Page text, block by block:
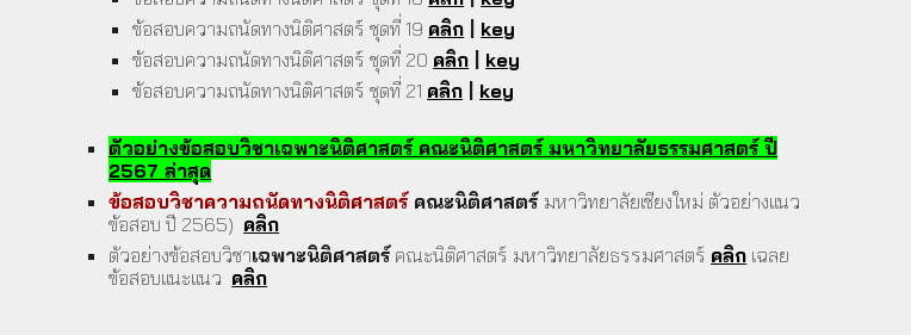
ข้อสอบความถนัดทางนิติศาสตร์ ชุดที่ 19 คลิก
key
ข้อสอบความถนัดทางนิติศาสตร์ ชุดที่ 20 คลิก
key
ข้อสอบความถนัดทางนิติศาสตร์ ชุดที่ 21 คลิก key
ตัวอย่างข้อสอบวิชาเฉพาะนิติศาสตร์ คณะนิติศาสตร์ มหาวิทยาลัยธรรมศาสตร์ ปี
2567 ล่าสุด
ข้อสอบวิชาความถนัดทางนิติศาสตร์คณะนิติศาสตร์ มหาวิทยาลัยเชียงใหม่ ตัวอย่างแนว
ข้อสอบ ปี 2565) คลิก
ตัวอย่างข้อสอบวิชาเฉพาะนิติศาสตร์คณะนิติศาสตร์ มหาวิทยาลัยธรรมศาสตร์ คลิก เฉลย
ข้อสอบแนะแนว คลิก